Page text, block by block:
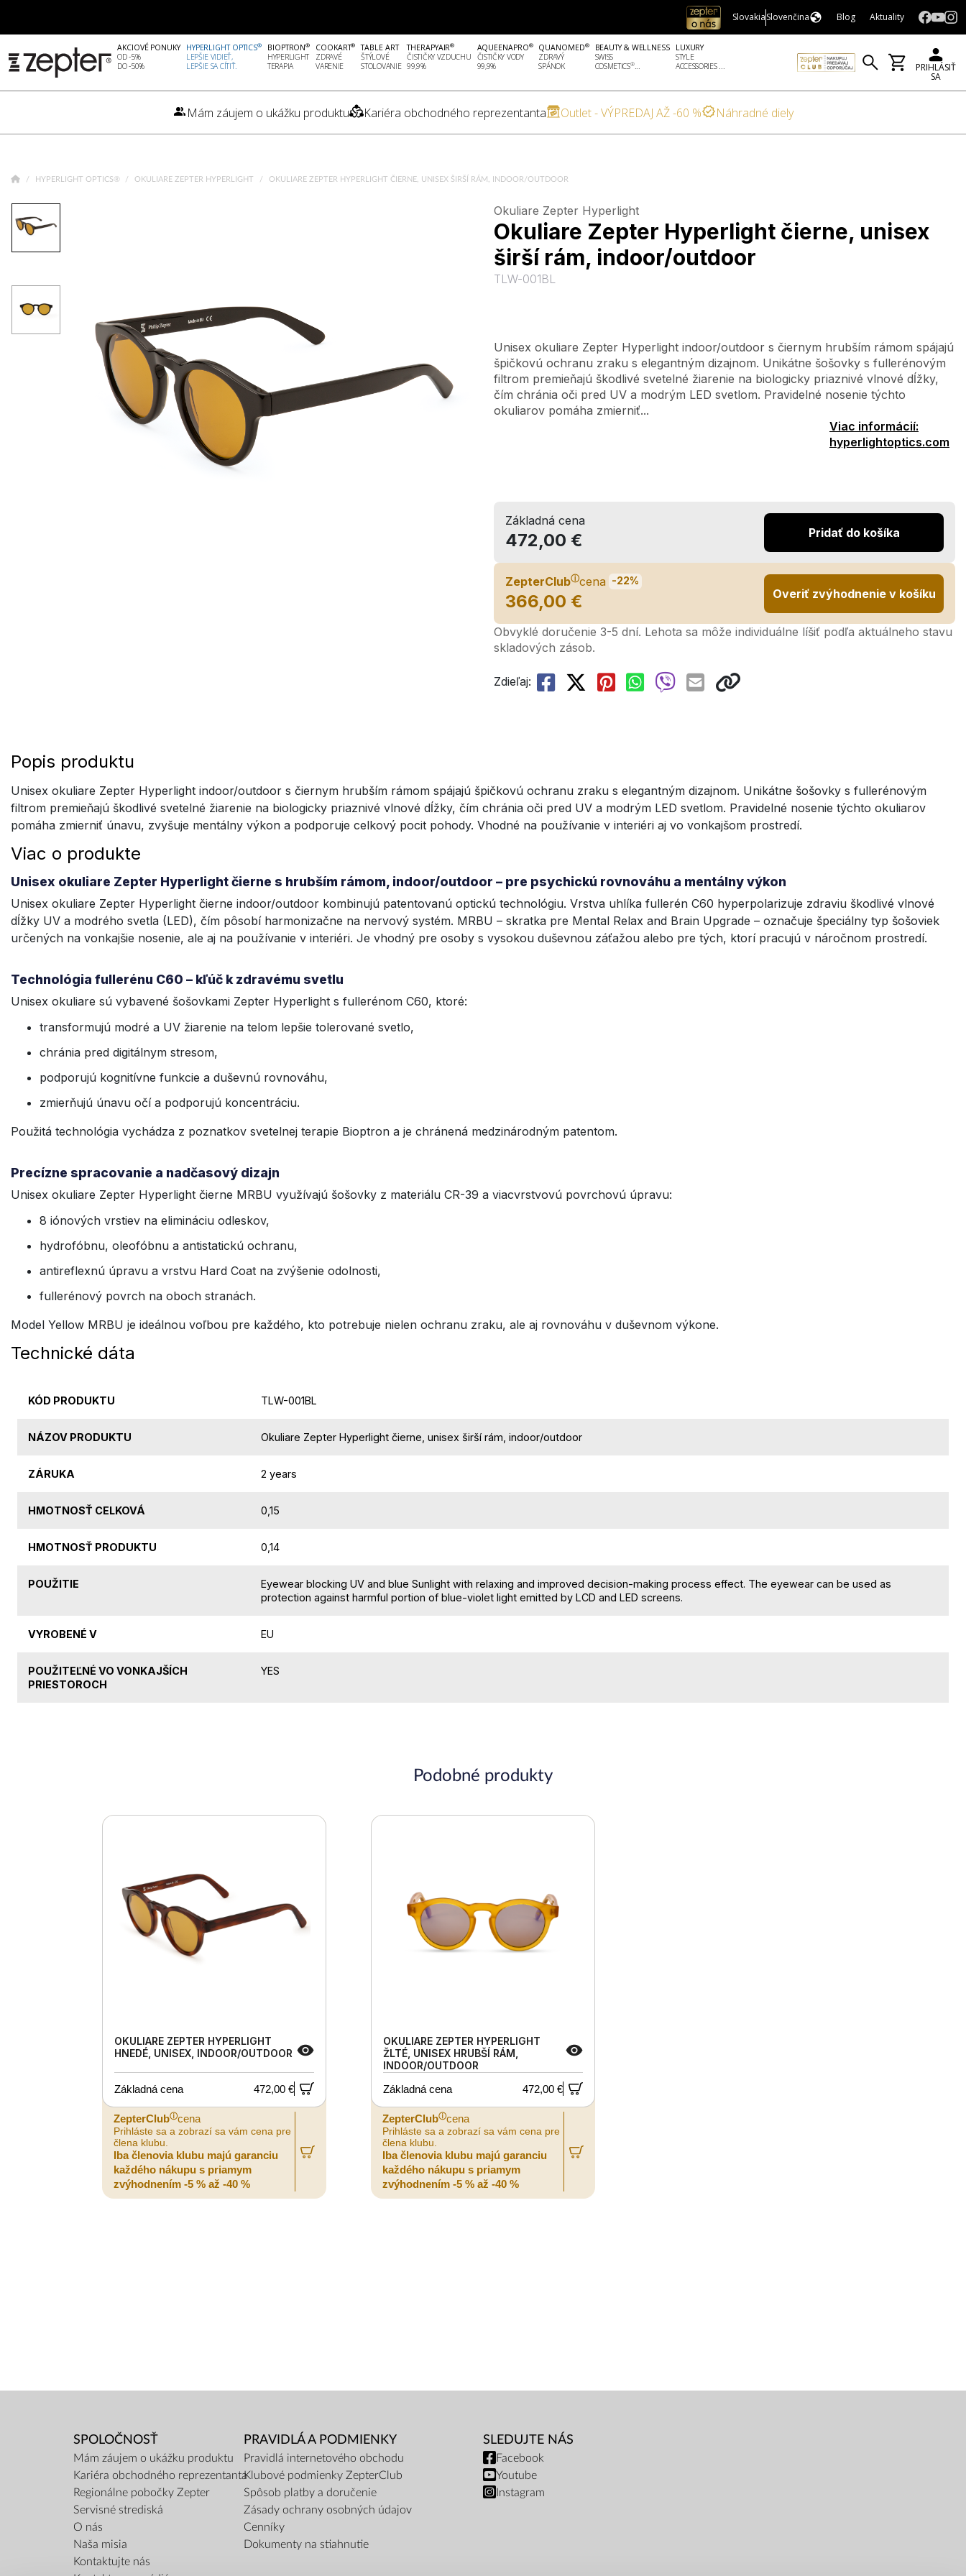
SlovakiaSlovenčina Blog Aktuality
AKCIOVÉ PONUKY
OD -5%
DO -50%
HYPERLIGHT OPTICS®
LEPŠIE VIDIEŤ,
LEPŠIE SA CÍTIŤ.
BIOPTRON®
HYPERLIGHT
TERAPIA
COOKART®
ZDRAVÉ
VARENIE
TABLE ART
ŠTÝLOVÉ
STOLOVANIE
THERAPYAIR®
ČISTIČKY VZDUCHU
99,9%
AQUEENAPRO®
ČISTIČKY VODY
99,9%
QUANOMED®
ZDRAVÝ
SPÁNOK
BEAUTY & WELLNESS
SWISS
COSMETICS®...
LUXURY
STYLE
ACCESSORIES ...
PRIHLÁSIŤ
SA
Mám záujem o ukážku produktu Kariéra obchodného reprezentanta Outlet - VÝPREDAJ AŽ -60 % Náhradné diely
HYPERLIGHT OPTICS® OKULIARE ZEPTER HYPERLIGHT OKULIARE ZEPTER HYPERLIGHT ČIERNE, UNISEX ŠIRŠÍ RÁM, INDOOR/OUTDOOR
Okuliare Zepter Hyperlight
Okuliare Zepter Hyperlight čierne, unisex
širší rám, indoor/outdoor
TLW-001BL
Unisex okuliare Zepter Hyperlight indoor/outdoor s čiernym hrubším rámom spájajú
špičkovú ochranu zraku s elegantným dizajnom. Unikátne šošovky s fullerénovým
filtrom premieňajú škodlivé svetelné žiarenie na biologicky priaznivé vlnové dĺžky,
čím chránia oči pred UV a modrým LED svetlom. Pravidelné nosenie týchto
okuliarov pomáha zmierniť...
Viac informácií:
hyperlightoptics.com
Základná cena
472,00 € Pridať do košíka
ZepterClubⓘcena -22%
366,00 € Overiť zvýhodnenie v košíku
Obvyklé doručenie 3-5 dní. Lehota sa môže individuálne líšiť podľa aktuálneho stavu
skladových zásob.
Zdieľaj:
Popis produktu
Unisex okuliare Zepter Hyperlight indoor/outdoor s čiernym hrubším rámom spájajú špičkovú ochranu zraku s elegantným dizajnom. Unikátne šošovky s fullerénovým
filtrom premieňajú škodlivé svetelné žiarenie na biologicky priaznivé vlnové dĺžky, čím chránia oči pred UV a modrým LED svetlom. Pravidelné nosenie týchto okuliarov
pomáha zmierniť únavu, zvyšuje mentálny výkon a podporuje celkový pocit pohody. Vhodné na používanie v interiéri aj vo vonkajšom prostredí.
Viac o produkte
Unisex okuliare Zepter Hyperlight čierne s hrubším rámom, indoor/outdoor – pre psychickú rovnováhu a mentálny výkon
Unisex okuliare Zepter Hyperlight čierne indoor/outdoor kombinujú patentovanú optickú technológiu. Vrstva uhlíka fullerén C60 hyperpolarizuje zdraviu škodlivé vlnové
dĺžky UV a modrého svetla (LED), čím pôsobí harmonizačne na nervový systém. MRBU – skratka pre Mental Relax and Brain Upgrade – označuje špeciálny typ šošoviek
určených na vonkajšie nosenie, ale aj na používanie v interiéri. Je vhodný pre osoby s vysokou duševnou záťažou alebo pre tých, ktorí pracujú v náročnom prostredí.
Technológia fullerénu C60 – kľúč k zdravému svetlu
Unisex okuliare sú vybavené šošovkami Zepter Hyperlight s fullerénom C60, ktoré:
transformujú modré a UV žiarenie na telom lepšie tolerované svetlo,
chránia pred digitálnym stresom,
podporujú kognitívne funkcie a duševnú rovnováhu,
zmierňujú únavu očí a podporujú koncentráciu.
Použitá technológia vychádza z poznatkov svetelnej terapie Bioptron a je chránená medzinárodným patentom.
Precízne spracovanie a nadčasový dizajn
Unisex okuliare Zepter Hyperlight čierne MRBU využívajú šošovky z materiálu CR-39 a viacvrstvovú povrchovú úpravu:
8 iónových vrstiev na elimináciu odleskov,
hydrofóbnu, oleofóbnu a antistatickú ochranu,
antireflexnú úpravu a vrstvu Hard Coat na zvýšenie odolnosti,
fullerénový povrch na oboch stranách.
Model Yellow MRBU je ideálnou voľbou pre každého, kto potrebuje nielen ochranu zraku, ale aj rovnováhu v duševnom výkone.
Technické dáta
KÓD PRODUKTU TLW-001BL
NÁZOV PRODUKTU Okuliare Zepter Hyperlight čierne, unisex širší rám, indoor/outdoor
ZÁRUKA 2 years
HMOTNOSŤ CELKOVÁ 0,15
HMOTNOSŤ PRODUKTU 0,14
POUŽITIE
Eyewear blocking UV and blue Sunlight with relaxing and improved decision-making process effect. The eyewear can be used as
protection against harmful portion of blue-violet light emitted by LCD and LED screens.
VYROBENÉ V EU
POUŽITEĽNÉ VO VONKAJŠÍCH
PRIESTOROCH
YES
Podobné produkty
OKULIARE ZEPTER HYPERLIGHT
HNEDÉ, UNISEX, INDOOR/OUTDOOR
Základná cena 472,00 €
ZepterClubⓘcena
Prihláste sa a zobrazí sa vám cena pre
člena klubu.
Iba členovia klubu majú garanciu
každého nákupu s priamym
zvýhodnením -5 % až -40 %
OKULIARE ZEPTER HYPERLIGHT
ŽLTÉ, UNISEX HRUBŠÍ RÁM,
INDOOR/OUTDOOR
Základná cena
472,00 €
ZepterClubⓘcena
Prihláste sa a zobrazí sa vám cena pre
člena klubu.
Iba členovia klubu majú garanciu
každého nákupu s priamym
zvýhodnením -5 % až -40 %
SPOLOČNOSŤ
Mám záujem o ukážku produktu
Kariéra obchodného reprezentanta
Regionálne pobočky Zepter
Servisné strediská
O nás
Naša misia
Kontaktujte nás
PRAVIDLÁ A PODMIENKY
Pravidlá internetového obchodu
Klubové podmienky ZepterClub
Spôsob platby a doručenie
Zásady ochrany osobných údajov
Cenníky
Dokumenty na stiahnutie
SLEDUJTE NÁS
Facebook
Youtube
Instagram